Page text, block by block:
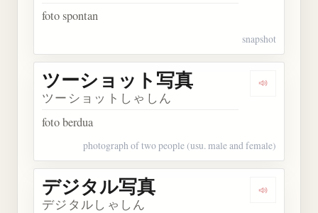
foto spontan
snapshot
Dengarkan
ツーショット写真
ツーショットしゃしん
foto berdua
photograph of two people (usu. male and female)
Dengarkan
デジタル写真
デジタルしゃしん